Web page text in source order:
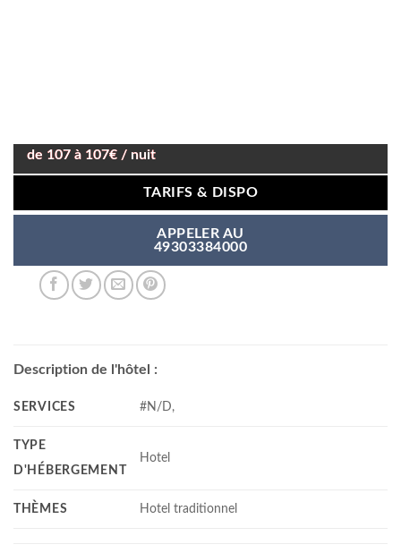
de 107 à 107€ / nuit
TARIFS & DISPO
APPELER AU
49303384000
Description de l'hôtel :
SERVICES #N/D,
TYPE
D'HÉBERGEMENT
Hotel
THÈMES Hotel traditionnel